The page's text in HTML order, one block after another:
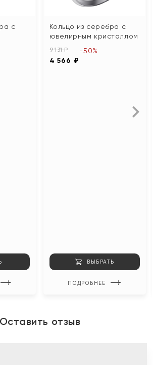
с
Кольцо из серебра с
ювелирным кристаллом
9 131 ₽
4 566 ₽
-50%
ВЫБРАТЬ
ПОДРОБНЕЕ
Оставить отзыв